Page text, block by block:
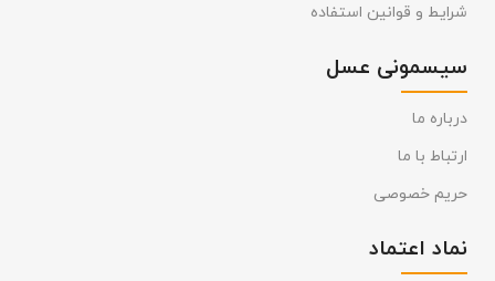
شرایط و قوانین استفاده
سیسمونی عسل
درباره ما
ارتباط با ما
حریم خصوصی
نماد اعتماد